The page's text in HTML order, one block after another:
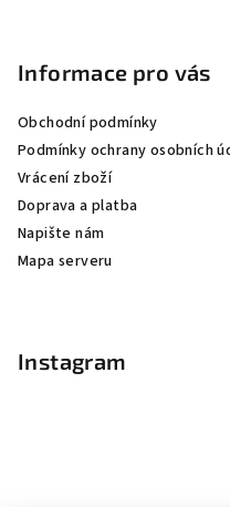
Informace pro vás
Obchodní podmínky
Podmínky ochrany osobních
Vrácení zboží
Doprava a platba
Napište nám
Mapa serveru
Instagram